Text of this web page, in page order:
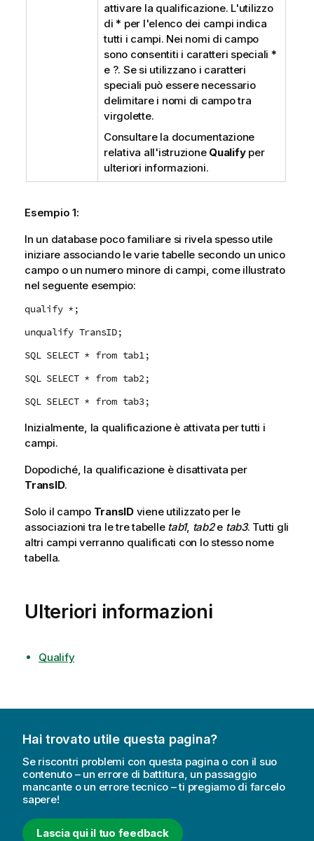
attivare la qualificazione. L'utilizzo
di* per l'elenco dei campi indica
tutti i campi. Nei nomi di campo
sono consentiti i caratteri speciali *
e ?. Se si utilizzano i caratteri
speciali può essere necessario
delimitare i nomi di campo tra
virgolette.
Consultare la documentazione
relativa all'istruzione Qualifyper
ulteriori informazioni.
Esempio 1:
In un database poco familiare si rivela spesso utile
iniziare associando le varie tabelle secondo un unico
campo o un numero minore di campi, come illustrato
nel seguente esempio:
qualify *;
unqualify TransID;
SQL SELECT * from tab1;
SQL SELECT * from tab2;
SQL SELECT * from tab3;
Inizialmente, la qualificazione è attivata per tutti i
campi.
Dopodiché, la qualificazione è disattivata per
TransID.
Solo il campo TransIDviene utilizzato per le
associazioni tra le tre tabelle tab1, tab2e tab3. Tutti gli
altri campi verranno qualificati con lo stesso nome
tabella.
Ulteriori informazioni
Qualify
Hai trovato utile questa pagina?
Se riscontri problemi con questa pagina o con il suo
contenuto – un errore di battitura, un passaggio
mancante o un errore tecnico – ti pregiamo di farcelo
sapere!
Lascia qui il tuo feedback